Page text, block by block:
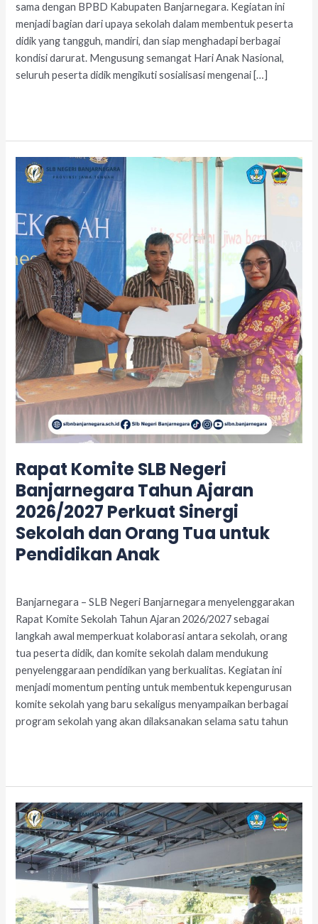
sama dengan BPBD Kabupaten Banjarnegara. Kegiatan ini
menjadi bagian dari upaya sekolah dalam membentuk peserta
didik yang tangguh, mandiri, dan siap menghadapi berbagai
kondisi darurat. Mengusung semangat Hari Anak Nasional,
seluruh peserta didik mengikuti sosialisasi mengenai […]
Rapat Komite SLB Negeri
Banjarnegara Tahun Ajaran
2026/2027 Perkuat Sinergi
Sekolah dan Orang Tua untuk
Pendidikan Anak
Banjarnegara – SLB Negeri Banjarnegara menyelenggarakan
Rapat Komite Sekolah Tahun Ajaran 2026/2027 sebagai
langkah awal memperkuat kolaborasi antara sekolah, orang
tua peserta didik, dan komite sekolah dalam mendukung
penyelenggaraan pendidikan yang berkualitas. Kegiatan ini
menjadi momentum penting untuk membentuk kepengurusan
komite sekolah yang baru sekaligus menyampaikan berbagai
program sekolah yang akan dilaksanakan selama satu tahun
Rapat
Komite
Negeri
Banjarnegara
Tahun
Ajaran
2026/2027
Perkuat
Sinergi
Sekolah
dan
Orang
Tua
untuk
Pendidikan
Character
Building
Anti
Kekerasan
di
SLB
Negeri